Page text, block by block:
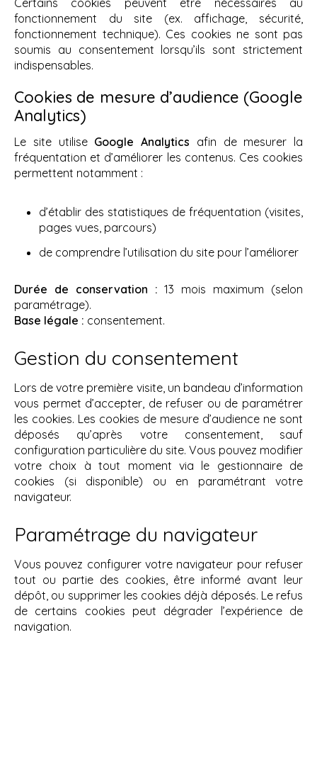
Certains cookies peuvent être nécessaires au
fonctionnement du site (ex. affichage, sécurité,
fonctionnement technique). Ces cookies ne sont pas
soumis au consentement lorsqu’ils sont strictement
indispensables.
Cookies de mesure d’audience (Google
Analytics)
Le site utilise Google Analytics afin de mesurer la
fréquentation et d’améliorer les contenus. Ces cookies
permettent notamment :
d’établir des statistiques de fréquentation (visites,
pages vues, parcours)
de comprendre l’utilisation du site pour l’améliorer
Durée de conservation : 13 mois maximum (selon
paramétrage).
Base légale : consentement.
Gestion du consentement
Lors de votre première visite, un bandeau d’information
vous permet d’accepter, de refuser ou de paramétrer
les cookies. Les cookies de mesure d’audience ne sont
déposés qu’après votre consentement, sauf
configuration particulière du site. Vous pouvez modifier
votre choix à tout moment via le gestionnaire de
cookies (si disponible) ou en paramétrant votre
navigateur.
Paramétrage du navigateur
Vous pouvez configurer votre navigateur pour refuser
tout ou partie des cookies, être informé avant leur
dépôt, ou supprimer les cookies déjà déposés. Le refus
de certains cookies peut dégrader l’expérience de
navigation.